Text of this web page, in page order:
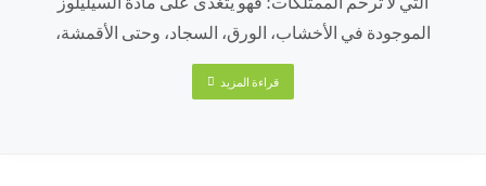
الموجودة في الأخشاب، الورق، السجاد، وحتى الأقمشة،
قراءة المزيد